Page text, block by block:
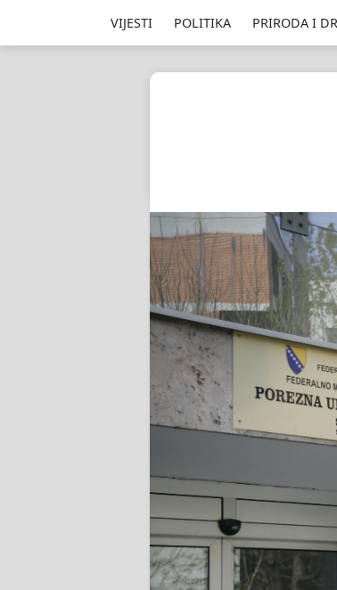
VIJESTI POLITIKA PRIRODA I